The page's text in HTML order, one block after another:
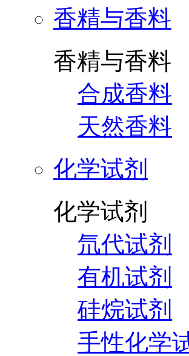
香精与香料
香精与香料
合成香料
天然香料
化学试剂
化学试剂
氘代试剂
有机试剂
硅烷试剂
手性化学